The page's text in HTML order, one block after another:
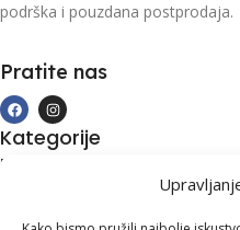
podrška i pouzdana postprodaja.
Pratite nas
Kategorije
Kupovina i podrška
Kontakt informacije